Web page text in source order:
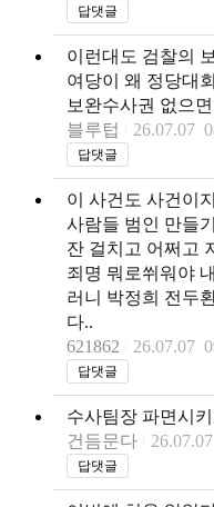
답댓글
이런대도 검찰의
여당이 왜 정당대
보완수사권 없으
블루텁
26.07.07
답댓글
이 사건도 사건이
사람들 범인 만들
잔 걸치고 어쩌고
죄명 뭐로쒸워야
러니 박정희 전두
다..
621862
26.07.07
답댓글
수사팀장 파면시
건듬문다
답댓글